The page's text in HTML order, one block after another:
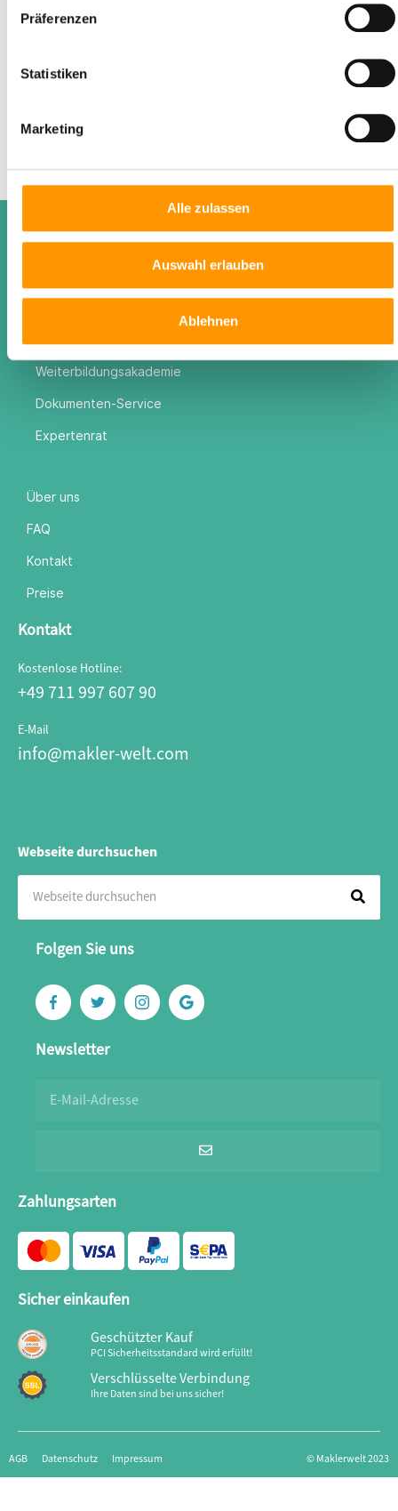
Präferenzen
Statistiken
Marketing
Alle zulassen
Auswahl erlauben
Ablehnen
Dieser Download ist nur für Mitglieder
registrieren Sie sich.
Funktionen
Weiterbildungsakademie
Dokumenten-Service
Expertenrat
Über uns
FAQ
Kontakt
Preise
Kontakt
Kostenlose Hotline:
+49 711 997 607 90
E-Mail
info@makler-welt.com
Webseite durchsuchen
Folgen Sie uns
Newsletter
Zahlungsarten
Sicher einkaufen
Geschützter Kauf
PCI Sicherheitsstandard wird erfüllt!
Verschlüsselte Verbindung
Ihre Daten sind bei uns sicher!
AGB Datenschutz Impressum © Maklerwelt 2023